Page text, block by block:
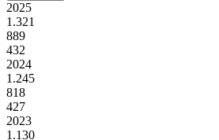
2025
1.321
889
432
2024
1.245
818
427
2023
1.130